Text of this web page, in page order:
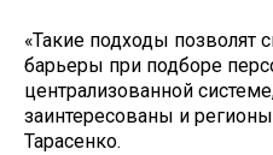
«Такие подходы позволят
барьеры при подборе
централизованной
заинтересованы и
Тарасенко.